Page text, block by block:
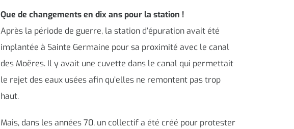
Que de changements en dix ans pour la station !
Après la période de guerre, la station d’épuration avait été
implantée à Sainte Germaine pour sa proximité avec le canal
des Moëres. Il y avait une cuvette dans le canal qui permettait
le rejet des eaux usées afin qu’elles ne remontent pas trop
haut.
Mais, dans les années 70, un collectif a été créé pour protester